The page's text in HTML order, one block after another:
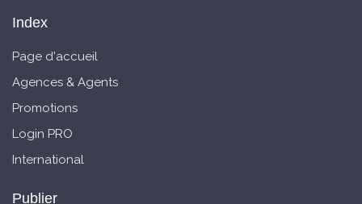
Index
Page d'accueil
Agences & Agents
Promotions
Login PRO
International
Publier